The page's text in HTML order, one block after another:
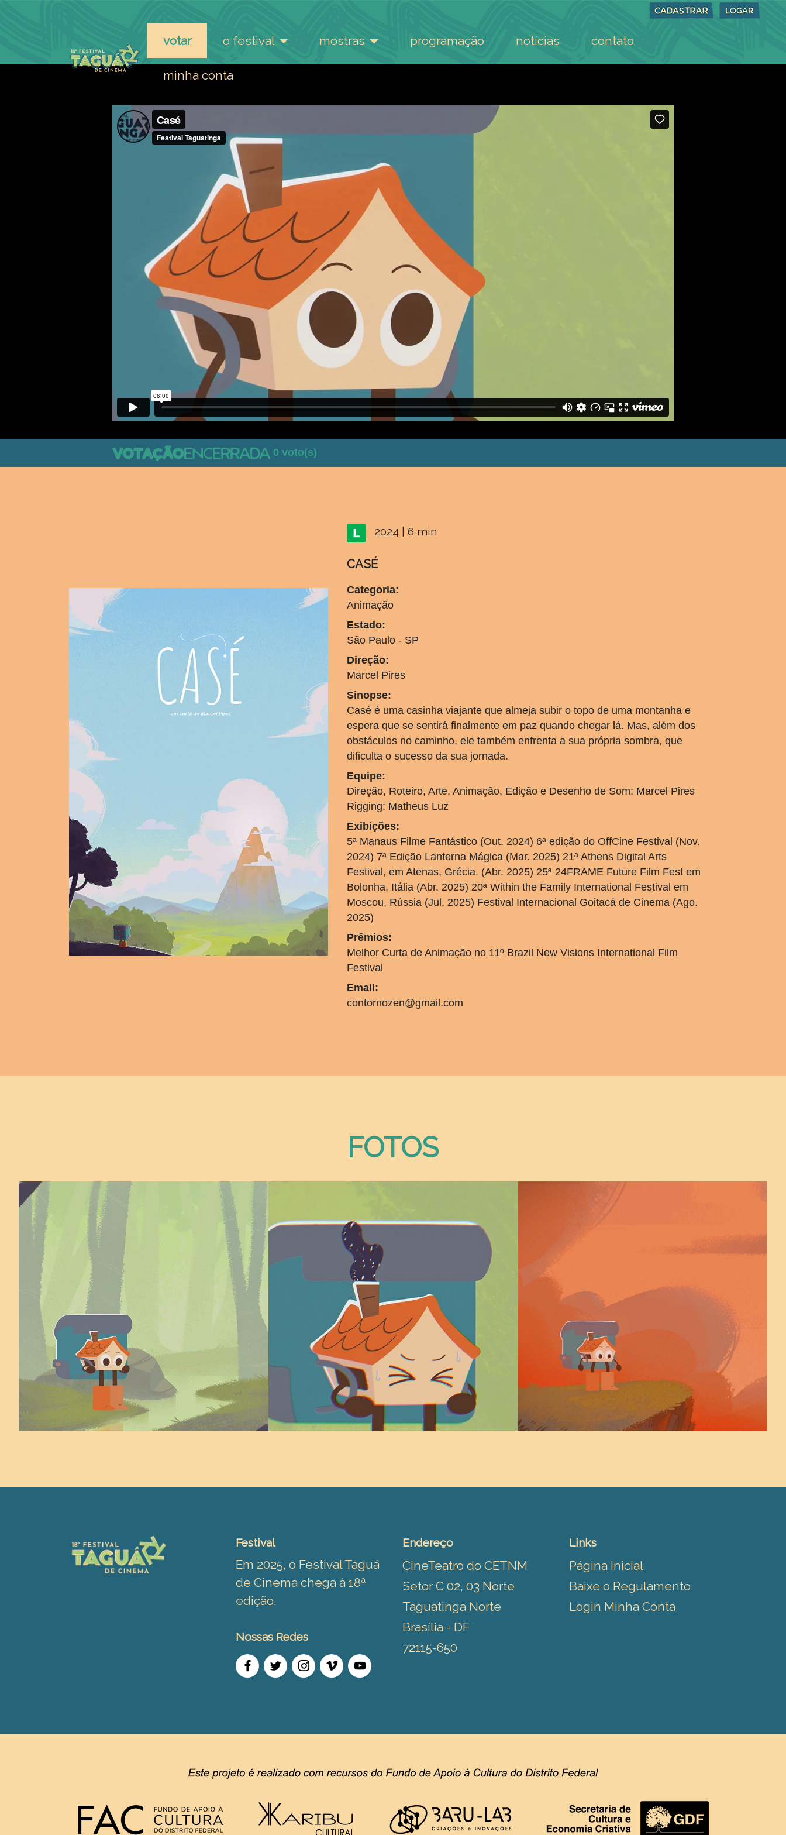
votar o festival mostras programação notícias contato
minha conta
0 voto(s)
2024 | 6 min
CASÉ
Categoria:
Animação
Estado:
São Paulo - SP
Direção:
Marcel Pires
Sinopse:
Casé é uma casinha viajante que almeja subir o topo de uma montanha e
espera que se sentirá finalmente em paz quando chegar lá. Mas, além dos
obstáculos no caminho, ele também enfrenta a sua própria sombra, que
dificulta o sucesso da sua jornada.
Equipe:
Direção, Roteiro, Arte, Animação, Edição e Desenho de Som: Marcel Pires
Rigging: Matheus Luz
Exibições:
5ª Manaus Filme Fantástico (Out. 2024) 6ª edição do OffCine Festival (Nov.
2024) 7ª Edição Lanterna Mágica (Mar. 2025) 21ª Athens Digital Arts
Festival, em Atenas, Grécia. (Abr. 2025) 25ª 24FRAME Future Film Fest em
Bolonha, Itália (Abr. 2025) 20ª Within the Family International Festival em
Moscou, Rússia (Jul. 2025) Festival Internacional Goitacá de Cinema (Ago.
2025)
Prêmios:
Melhor Curta de Animação no 11º Brazil New Visions International Film
Festival
Email:
contornozen@gmail.com
FOTOS
Festival
Em 2025, o Festival Taguá
de Cinema chega à 18ª
edição.
Nossas Redes
Endereço
CineTeatro do CETNM
Setor C 02, 03 Norte
Taguatinga Norte
Brasília - DF
72115-650
Links
Página Inicial
Baixe o Regulamento
Login Minha Conta